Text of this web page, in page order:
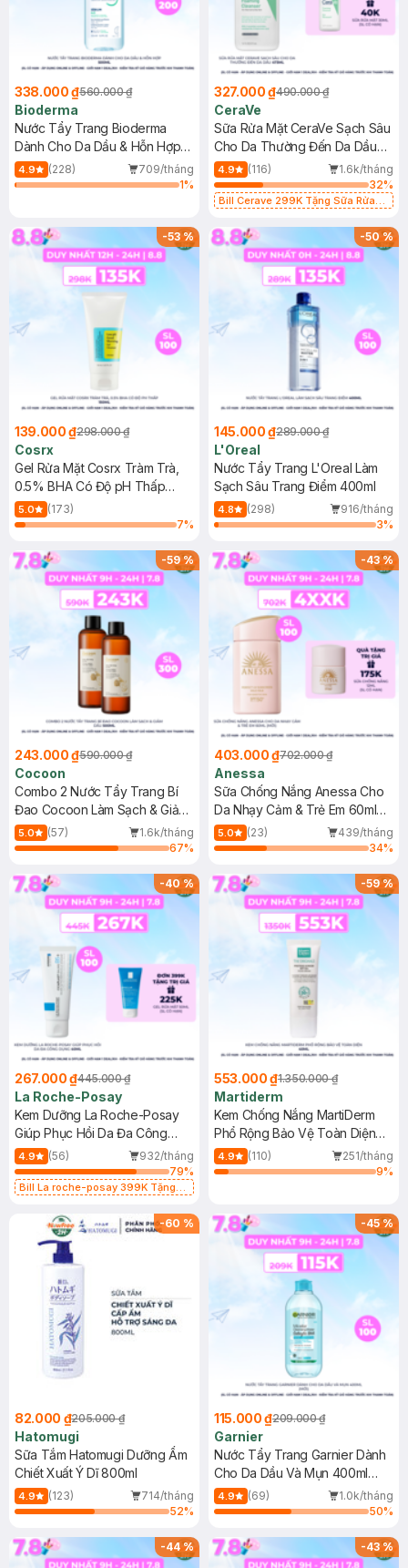
338.000 ₫560.000 ₫
Bioderma
Nước Tẩy Trang Bioderma
Dành Cho Da Dầu & Hỗn Hợp
500ml
4.9 (228)
709/tháng
1%
327.000 ₫490.000 ₫
CeraVe
Sữa Rửa Mặt CeraVe Sạch Sâu
Cho Da Thường Đến Da Dầu
473ml
4.9 (116)
1.6k/tháng
32%
Bill Cerave 299K Tặng Sữa Rửa
-53%
139.000 ₫298.000 ₫
Cosrx
Gel Rửa Mặt Cosrx Tràm Trà,
0.5% BHA Có Độ pH Thấp
150ml
5.0
(173)
7%
-50%
145.000 ₫289.000 ₫
L'Oreal
Nước Tẩy Trang L'Oreal Làm
Sạch Sâu Trang Điểm 400ml
4.8 (298)
916/tháng
3%
-59%
243.000 ₫590.000 ₫
Cocoon
Combo 2 Nước Tẩy Trang Bí
Đao Cocoon Làm Sạch & Giảm
Dầu 500ml
5.0 (57)
1.6k/tháng
67%
-43%
403.000 ₫702.000 ₫
Anessa
Sữa Chống Nắng Anessa Cho
Da Nhạy Cảm & Trẻ Em 60ml
(Mới)
5.0 (23)
439/tháng
34%
-40%
267.000 ₫445.000 ₫
La Roche-Posay
Kem Dưỡng La Roche-Posay
Giúp Phục Hồi Da Đa Công
Dụng 40ml
4.9 (56)
932/tháng
79%
Bill La roche-posay 399K Tặng
(SL có hạn)
-59%
553.000 ₫1.350.000 ₫
Martiderm
Kem Chống Nắng MartiDerm
Phổ Rộng Bảo Vệ Toàn Diện
40ml
4.9 (110)
251/tháng
9%
-60 %
82.000 ₫205.000 ₫
Hatomugi
Sữa Tắm Hatomugi Dưỡng Ẩm
Chiết Xuất Ý Dĩ 800ml
4.9 (123)
714/tháng
52%
-45%
115.000 ₫209.000 ₫
Garnier
Nước Tẩy Trang Garnier Dành
Cho Da Dầu Và Mụn 400ml
(Mới)
4.9 (69)
1.0k/tháng
50%
-44% -43%